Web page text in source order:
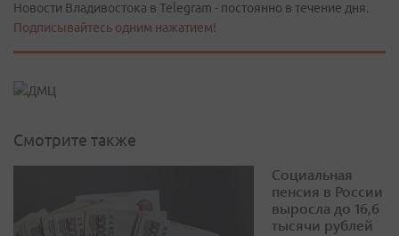
Новости Владивостока в Telegram - постоянно в течение дня.
Подписывайтесь одним нажатием!
Смотрите также
Социальная
пенсия в России
выросла до 16,6
тысячи рублей